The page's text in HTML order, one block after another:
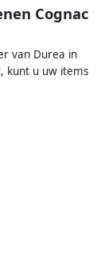
Cognac
van Durea in
kunt u uw items